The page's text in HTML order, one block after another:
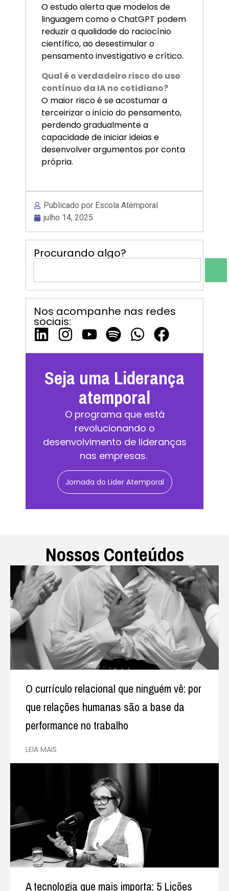
O estudo alerta que modelos de
linguagem como o ChatGPT podem
reduzir a qualidade do raciocínio
científico, ao desestimular o
pensamento investigativo e crítico.
Qual é o verdadeiro risco do uso
contínuo da IA no cotidiano?
O maior risco é se acostumar a
terceirizar o início do pensamento,
perdendo gradualmente a
capacidade de iniciar ideias e
desenvolver argumentos por conta
própria.
Publicado por Escola Atemporal
julho 14, 2025
Procurando algo?
Nos acompanhe nas redes
sociais:
Seja uma Liderança
atemporal
O programa que está
revolucionando o
desenvolvimento de lideranças
nas empresas.
Jornada do Lider Atemporal
Nossos Conteúdos
O currículo relacional que ninguém vê: por
que relações humanas são a base da
performance no trabalho
LEIA MAIS
A tecnologia que mais importa: 5 Lições